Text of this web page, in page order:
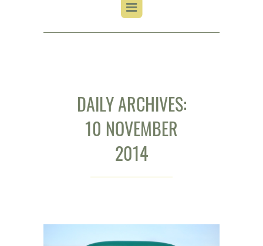
DAILY ARCHIVES:
10 NOVEMBER
2014